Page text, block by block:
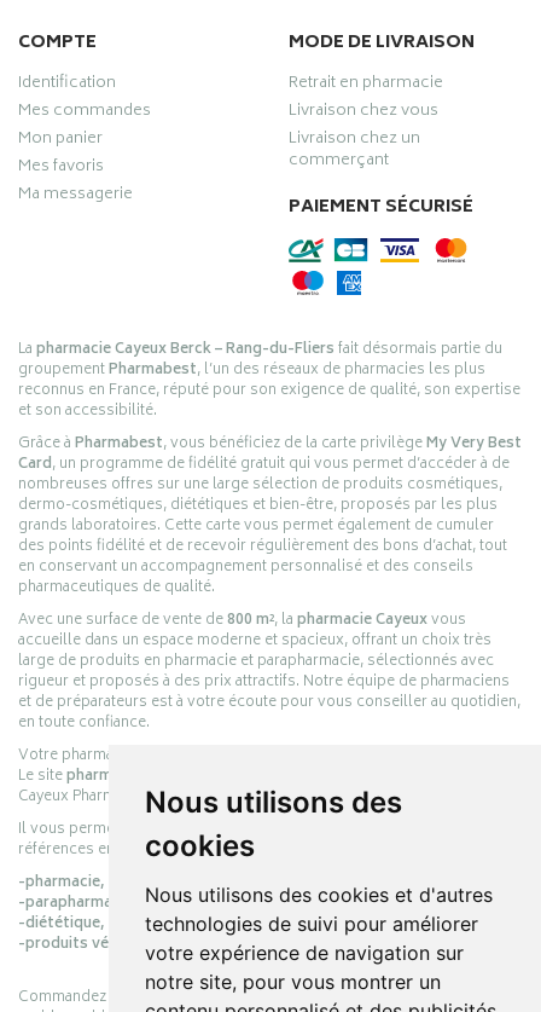
Nous utilisons des
cookies
Nous utilisons des cookies et d'autres
technologies de suivi pour améliorer
votre expérience de navigation sur
notre site, pour vous montrer un
COMPTE
Identification
Mes commandes
Mon panier
Mes favoris
Ma messagerie
MODE DE LIVRAISON
Retrait en pharmacie
Livraison chez vous
Livraison chez un
commerçant
PAIEMENT SÉCURISÉ
Lapharmacie Cayeux Berck – Rang-du-Fliersfait désormais partie du
groupementPharmabest, l’un des réseaux de pharmacies les plus
reconnus en France, réputé pour son exigence de qualité, son expertise
et son accessibilité.
Grâce àPharmabest, vous bénéficiez de la carte privilègeMy Very Best
Card, un programme de fidélité gratuit qui vous permet d’accéder à de
nombreuses offres sur une large sélection de produits cosmétiques,
dermo-cosmétiques, diététiques et bien-être, proposés par les plus
grands laboratoires. Cette carte vous permet également de cumuler
des points fidélité et de recevoir régulièrement des bons d’achat, tout
en conservant un accompagnement personnalisé et des conseils
pharmaceutiques de qualité.
Avec une surface de vente de800 m², lapharmacie Cayeuxvous
accueille dans un espace moderne et spacieux, offrant un choix très
large de produits en pharmacie et parapharmacie, sélectionnés avec
rigueur et proposés à des prix attractifs. Notre équipe de pharmaciens
et de préparateurs est à votre écoute pour vous conseiller au quotidien,
en toute confiance.
Votre pharmacie en ligne :
Le sitepharmacie-cayeux.fr
Cayeux Pharmabest Berck-sur-Mer – Rang-du-Fliers.
Il vous permet de réaliser vos achats en ligne parmi des milliers de
références en :
-pharmacie,
-parapharmacie,
-diététique,
-produits vétérinaires.
Commandez simplement vos produits en ligne et choisissez le retrait